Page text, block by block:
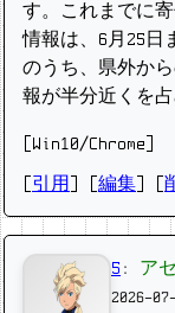
す。これまでに
情報は、6月25日
のうち、県外か
報が半分近くを
[Win10/Chrome]
引用 編集
5 : ア
2026-